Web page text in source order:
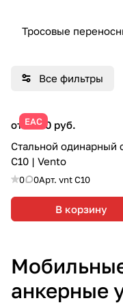
Тросовые
Все фильтры
ЕАС
от 1 820 руб.
Стальной одинарный
С10 | Vento
0 0Арт. vnt C10
В корзину
анкерные